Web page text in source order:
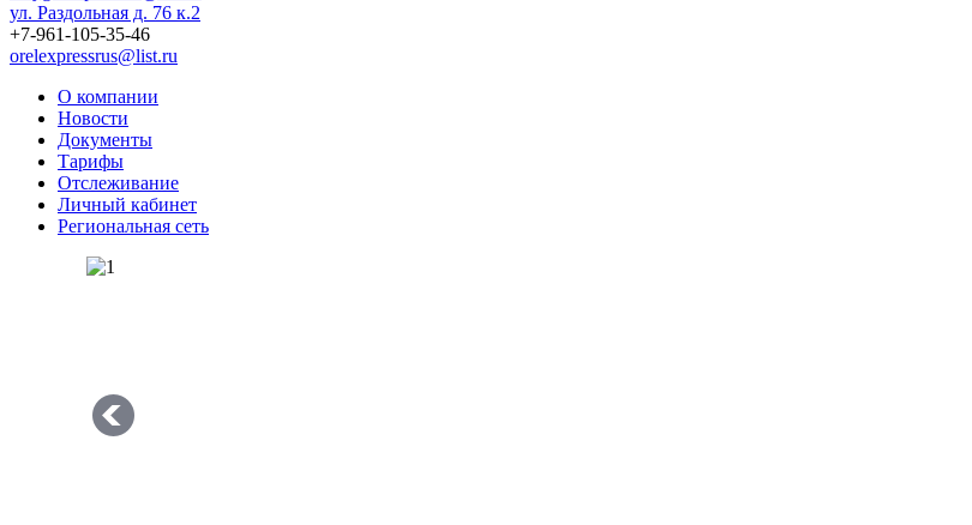
ул. Раздольная д. 76 к.2
+7-961-105-35-46
orelexpressrus@list.ru
О компании
Новости
Документы
Тарифы
Отслеживание
Личный кабинет
Региональная сеть